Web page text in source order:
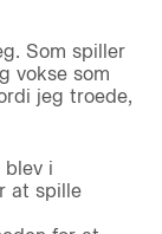
Som spiller
vokse som
jeg troede,
blev i
at spille